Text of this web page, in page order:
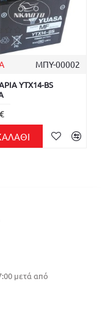
ΜΠΥ-00002
YTX14-BS
μετά από